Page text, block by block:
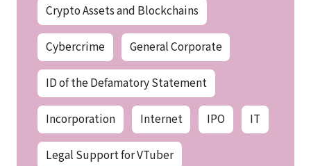
Crypto Assets and Blockchains
Cybercrime General Corporate
ID of the Defamatory Statement
Incorporation Internet IPO IT
Legal Support for VTuber